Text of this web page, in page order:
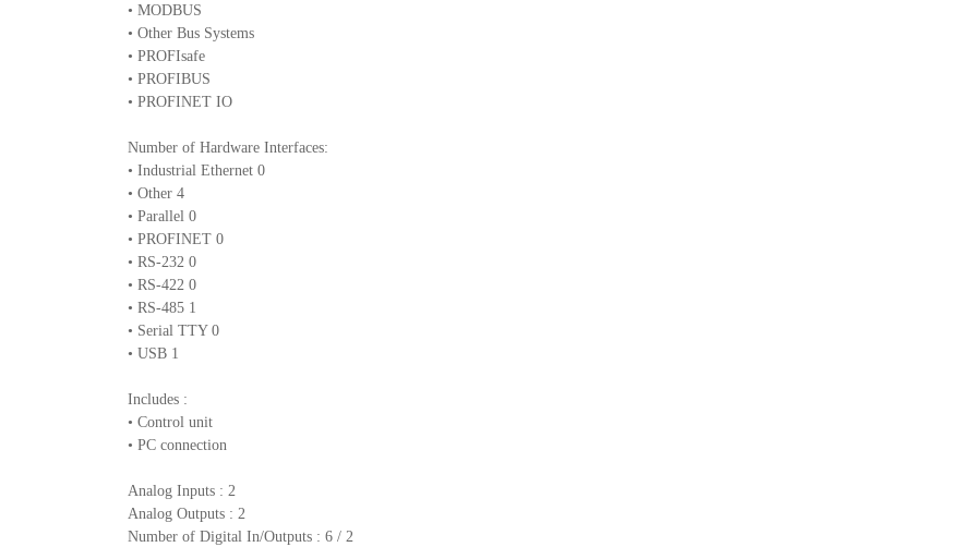
• MODBUS
• Other Bus Systems
• PROFIsafe
• PROFIBUS
• PROFINET IO
Number of Hardware Interfaces:
• Industrial Ethernet 0
• Other 4
• Parallel 0
• PROFINET 0
• RS-232 0
• RS-422 0
• RS-485 1
• Serial TTY 0
• USB 1
Includes :
• Control unit
• PC connection
Analog Inputs : 2
Analog Outputs : 2
Number of Digital In/Outputs : 6 / 2